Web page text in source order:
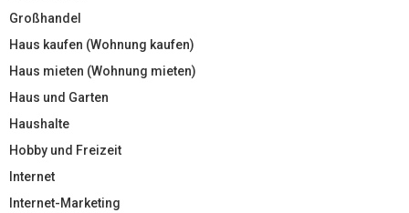
Großhandel
Haus kaufen (Wohnung kaufen)
Haus mieten (Wohnung mieten)
Haus und Garten
Haushalte
Hobby und Freizeit
Internet
Internet-Marketing